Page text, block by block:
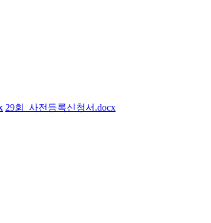
29회_사전등록신청서.docx